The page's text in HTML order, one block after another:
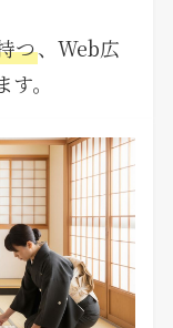
つ、Web広
。